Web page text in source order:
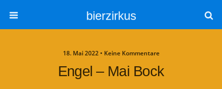
bierzirkus
18. Mai 2022 • Keine Kommentare
Engel – Mai Bock